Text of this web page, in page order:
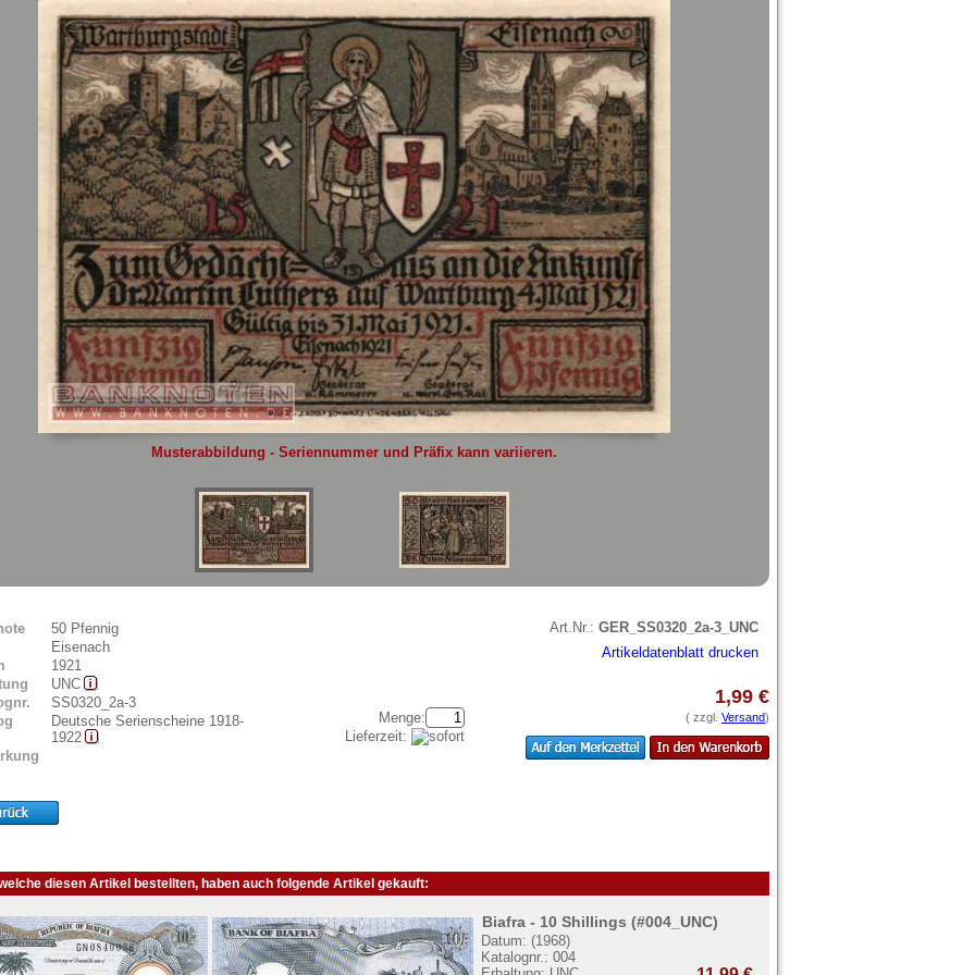
Sie
Musterabbildung - Seriennummer und Präfix kann variieren.
50 Pfennig
Eisenach
1921
UNC
SS0320_2a-3
Deutsche Serienscheine 1918-
1922
Art.Nr.: GER_SS0320_2a-3_UNC
Artikeldatenblatt drucken
Menge:
Lieferzeit:
1,99 €
( zzgl. Versand)
diesen Artikel bestellten, haben auch folgende Artikel gekauft:
Biafra - 10 Shillings (#004_UNC)
Datum: (1968)
Katalognr.: 004